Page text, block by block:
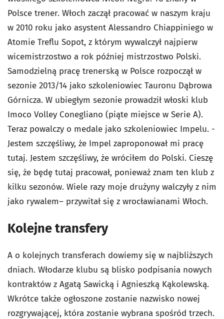
Polsce trener. Włoch zaczął pracować w naszym kraju
w 2010 roku jako asystent Alessandro Chiappiniego w
Atomie Treflu Sopot, z którym wywalczył najpierw
wicemistrzostwo a rok później mistrzostwo Polski.
Samodzielną pracę trenerską w Polsce rozpoczął w
sezonie 2013/14 jako szkoleniowiec Tauronu Dąbrowa
Górnicza. W ubiegłym sezonie prowadził włoski klub
Imoco Volley Conegliano (piąte miejsce w Serie A).
Teraz powalczy o medale jako szkoleniowiec Impelu. -
Jestem szczęśliwy, że Impel zaproponował mi pracę
tutaj. Jestem szczęśliwy, że wróciłem do Polski. Cieszę
się, że będę tutaj pracował, ponieważ znam ten klub z
kilku sezonów. Wiele razy moje drużyny walczyły z nim
jako rywalem– przywitał się z wrocławianami Włoch.
Kolejne transfery
A o kolejnych transferach dowiemy się w najbliższych
dniach. Włodarze klubu są blisko podpisania nowych
kontraktów z Agatą Sawicką i Agnieszką Kąkolewską.
Wkrótce także ogłoszone zostanie nazwisko nowej
rozgrywającej, która zostanie wybrana spośród trzech.